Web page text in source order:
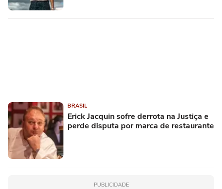
BRASIL
Erick Jacquin sofre derrota na Justiça e
perde disputa por marca de restaurante
PUBLICIDADE